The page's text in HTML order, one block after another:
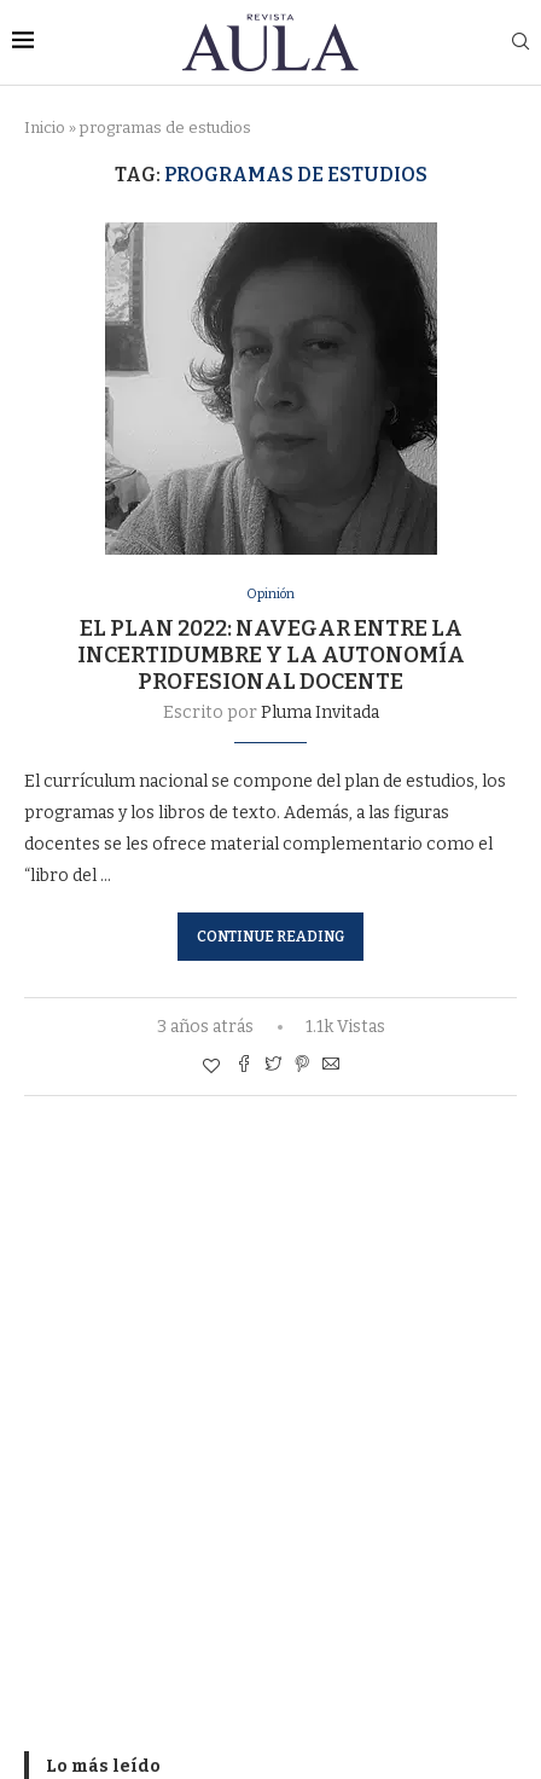
Inicio » programas de estudios
TAG: PROGRAMAS DE ESTUDIOS
Opinión
EL PLAN 2022: NAVEGAR ENTRE LA
INCERTIDUMBRE Y LA AUTONOMÍA
PROFESIONAL DOCENTE
Escrito porPluma Invitada
El currículum nacional se compone del plan de estudios, los
programas y los libros de texto. Además, a las figuras
docentes se les ofrece material complementario como el
“libro del …
CONTINUE READING
3 años atrás 1.1k Vistas
Lo más leído